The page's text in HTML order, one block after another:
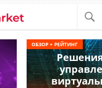
ОБЗОР + РЕЙТИНГ